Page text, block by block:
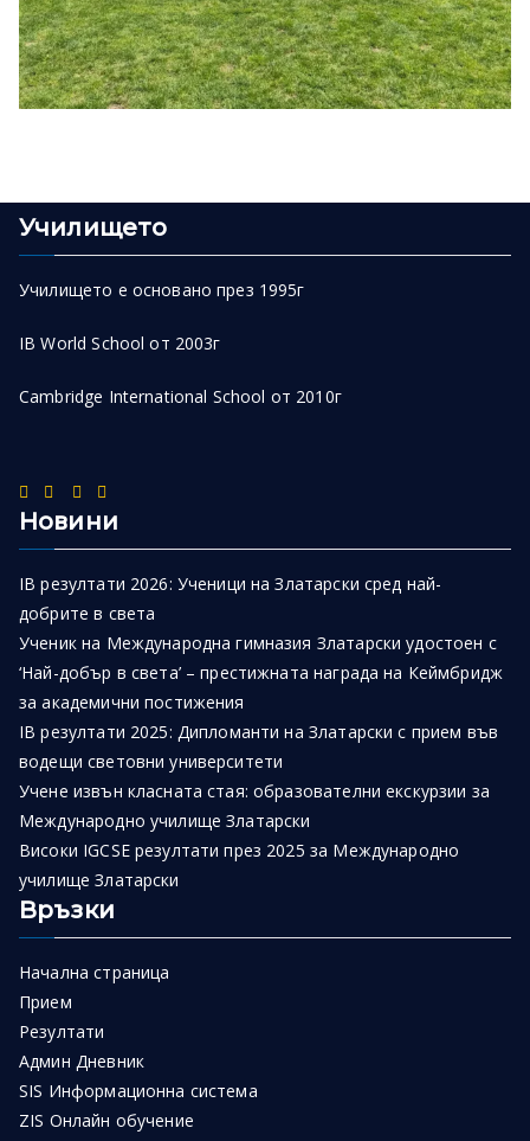
Училището
Училището е основано през 1995г
IB World School от 2003г
Cambridge International School от 2010г
Новини
IB резултати 2026: Ученици на Златарски сред най-
добрите в света
Ученик на Международна гимназия Златарски удостоен с
‘Най-добър в света’ – престижната награда на Кеймбридж
за академични постижения
IB резултати 2025: Дипломанти на Златарски с прием във
водещи световни университети
Учене извън класната стая: образователни екскурзии за
Международно училище Златарски
Високи IGCSE резултати през 2025 за Международно
училище Златарски
Връзки
Начална страница
Прием
Резултати
Админ Дневник
SIS Информационна система
ZIS Онлайн обучение